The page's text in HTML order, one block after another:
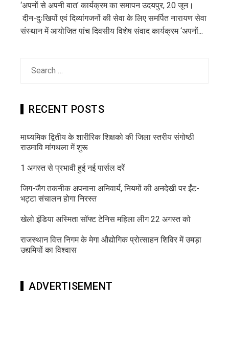
‘अपनों से अपनी बात’ कार्यक्रम का समापन उदयपुर, 20 जून।
दीन-दुःखियों एवं दिव्यांगजनों की सेवा के लिए समर्पित नारायण सेवा
संस्थान में आयोजित पांच दिवसीय विशेष संवाद कार्यक्रम ‘अपनों...
RECENT POSTS
माध्यमिक द्वितीय के शारीरिक शिक्षको की जिला स्तरीय संगोष्ठी
राउमावि मांगथला में शुरू
1 अगस्त से प्रभावी हुई नई पार्सल दरें
जिग-जैग तकनीक अपनाना अनिवार्य, नियमों की अनदेखी पर ईंट-
भट्टा संचालन होगा निरस्त
खेलो इंडिया अस्मिता सॉफ्ट टेनिस महिला लीग 22 अगस्त को
राजस्थान वित्त निगम के मेगा औद्योगिक प्रोत्साहन शिविर में उमड़ा
उद्यमियों का विश्वास
ADVERTISEMENT